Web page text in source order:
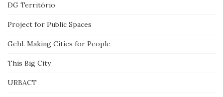
DG Território
Project for Public Spaces
Gehl. Making Cities for People
This Big City
URBACT